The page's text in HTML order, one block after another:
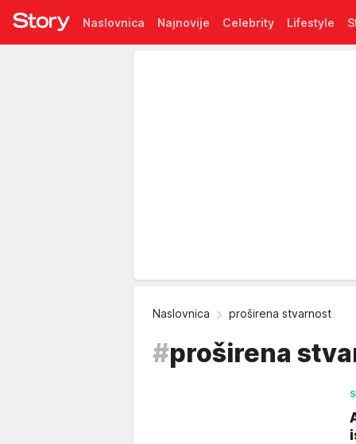
Naslovnica Najnovije Celebrity Lifestyle
Naslovnica proširena stvarnost
#proširena